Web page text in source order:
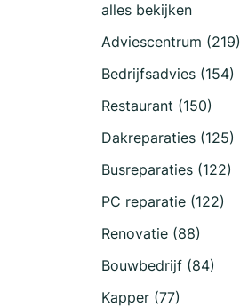
alles bekijken
Adviescentrum (219)
Bedrijfsadvies (154)
Restaurant (150)
Dakreparaties (125)
Busreparaties (122)
PC reparatie (122)
Renovatie (88)
Bouwbedrijf (84)
Kapper (77)